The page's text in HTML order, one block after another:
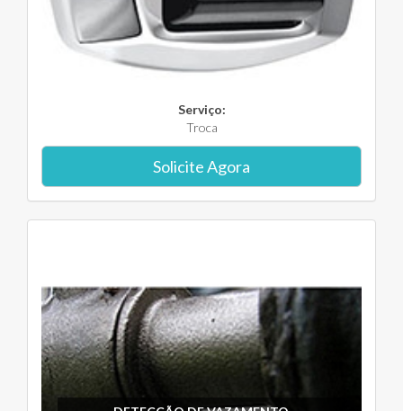
Serviço:
Troca
Solicite Agora